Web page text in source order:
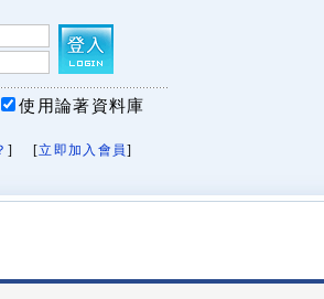
使用論著資料庫
] [立即加入會員]